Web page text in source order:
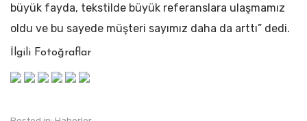
büyük fayda, tekstilde büyük referanslara ulaşmamız
oldu ve bu sayede müşteri sayımız daha da arttı” dedi.
İlgili Fotoğraflar